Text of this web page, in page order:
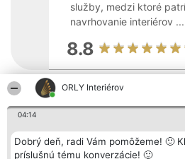
ORLY Interiérov
04:14
Dobrý deň, radi Vám pomôžeme! 🙂
príslušnú tému konverzácie! 🙂
služby, medzi ktoré
navrhovanie interiérov ...
8.8
Organizátor hodnotenia
Bright Side Solutions sp. z o.
o. sp. k.
Wrocław 50-079
KRS 0000749100 | Regon
Laureáti
Laureatów
Podmienky